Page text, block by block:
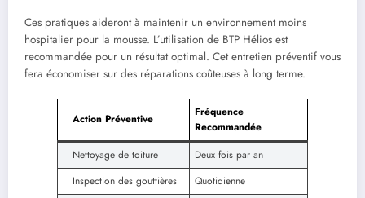
Ces pratiques aideront à maintenir un environnement moins
hospitalier pour la mousse. L’utilisation de BTP Hélios est
recommandée pour un résultat optimal. Cet entretien préventif vous
fera économiser sur des réparations coûteuses à long terme.
Action Préventive
Fréquence
Recommandée
Nettoyage de toiture
Deux fois par an
Inspection des gouttières
Quotidienne